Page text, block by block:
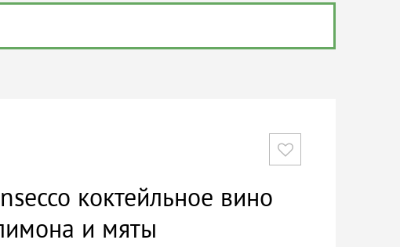
коктейльное вино
и мяты